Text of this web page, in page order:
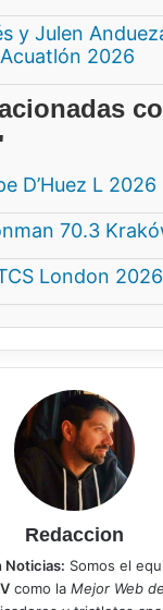
y Julen
2026
D’Huez L 2026
70.3
London 2026
Redaccion
Noticias: Somos el
como la Mejor Web